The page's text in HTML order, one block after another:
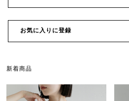
お気に入りに登録
新着商品